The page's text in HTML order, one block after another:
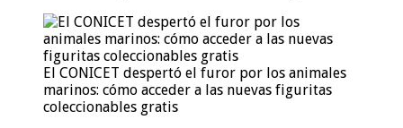
El CONICET despertó el furor por los animales
marinos: cómo acceder a las nuevas figuritas
coleccionables gratis